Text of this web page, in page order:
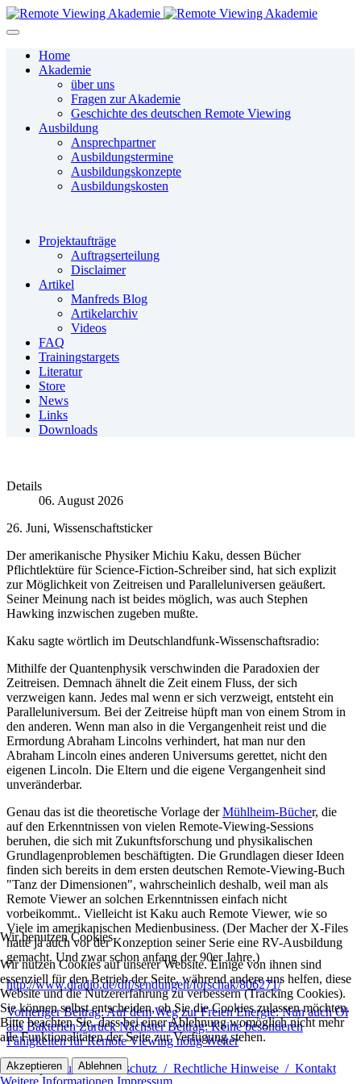
Home
Akademie
über uns
Fragen zur Akademie
Geschichte des deutschen Remote Viewing
Ausbildung
Ansprechpartner
Ausbildungstermine
Ausbildungskonzepte
Ausbildungskosten
Projektaufträge
Auftragserteilung
Disclaimer
Artikel
Manfreds Blog
Artikelarchiv
Videos
FAQ
Trainingstargets
Literatur
Store
News
Links
Downloads
Details
06. August 2026
26. Juni, Wissenschaftsticker
Der amerikanische Physiker Michiu Kaku, dessen Bücher
Pflichtlektüre für Science-Fiction-Schreiber sind, hat sich explizit
zur Möglichkeit von Zeitreisen und Paralleluniversen geäußert.
Seiner Meinung nach ist beides möglich, was auch Stephen
Hawking inzwischen zugeben mußte.
Kaku sagte wörtlich im Deutschlandfunk-Wissenschaftsradio:
Mithilfe der Quantenphysik verschwinden die Paradoxien der
Zeitreisen. Demnach ähnelt die Zeit einem Fluss, der sich
verzweigen kann. Jedes mal wenn er sich verzweigt, entsteht ein
Paralleluniversum. Bei der Zeitreise hüpft man von einem Strom in
den anderen. Wenn man also in die Vergangenheit reist und die
Ermordung Abraham Lincolns verhindert, hat man nur den
Abraham Lincoln eines anderen Universums gerettet, nicht den
eigenen Lincoln. Die Eltern und die eigene Vergangenheit sind
unveränderbar.
Genau das ist die theoretische Vorlage derMühlheim-Bücher, die
auf den Erkenntnissen von vielen Remote-Viewing-Sessions
beruhen, die sich mit Zukunftsforschung und physikalischen
Grundlagenproblemen beschäftigten. Die Grundlagen dieser Ideen
finden sich bereits in dem ersten deutschen Remote-Viewing-Buch
"Tanz der Dimensionen", wahrscheinlich deshalb, weil man als
Remote Viewer an solchen Erkenntnissen einfach nicht
vorbeikommt.. Vielleicht ist Kaku auch Remote Viewer, wie so
Viele im amerikanischen Medienbusiness. (Der Macher der X-Files
hatte ja auch vor der Konzeption seiner Serie eine RV-Ausbildung
gemacht. Und zwar schon anfang der 90er Jahre.)
http://www.dradio.de/dlf/sendungen/forschak/806271/
Vorheriger Beitrag: Auf dem Weg zur Freien Energie: Nun auch Öl
aus BakterienZurück Nächster Beitrag: Keine besonderen
Fähigkeiten für Remote Viewing nötigWeiter
Impressum / Datenschutz / Rechtliche Hinweise / Kontakt
Wir benutzen Cookies
Wir nutzen Cookies auf unserer Website. Einige von ihnen sind
essenziell für den Betrieb der Seite, während andere uns helfen, diese
Website und die Nutzererfahrung zu verbessern (Tracking Cookies).
Sie können selbst entscheiden, ob Sie die Cookies zulassen möchten.
Bitte beachten Sie, dass bei einer Ablehnung womöglich nicht mehr
alle Funktionalitäten der Seite zur Verfügung stehen.
Akzeptieren Ablehnen
Weitere Informationen Impressum